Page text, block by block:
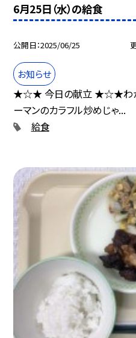
6月25日（水）の給食
公開日 2025/06/25
お知らせ
★☆★ 今日の献立 ★☆★わか
ーマンのカラフル炒めじゃ...
給食